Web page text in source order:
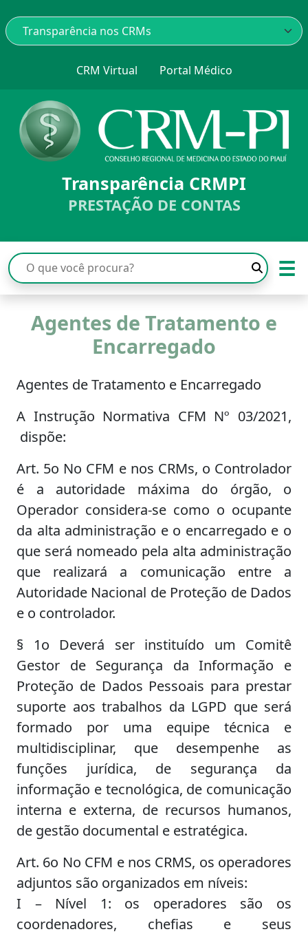
CRM Virtual Portal Médico
Transparência CRMPI
PRESTAÇÃO DE CONTAS
☰
Agentes de Tratamento e
Encarregado
Agentes de Tratamento e Encarregado
A Instrução Normativa CFM Nº 03/2021,
dispõe:
Art. 5o No CFM e nos CRMs, o Controlador
é a autoridade máxima do órgão, o
Operador considera-se como o ocupante
da alta administração e o encarregado e o
que será nomeado pela alta administração
que realizará a comunicação entre a
Autoridade Nacional de Proteção de Dados
e o controlador.
§ 1o Deverá ser instituído um Comitê
Gestor de Segurança da Informação e
Proteção de Dados Pessoais para prestar
suporte aos trabalhos da LGPD que será
formado por uma equipe técnica e
multidisciplinar, que desempenhe as
funções jurídica, de segurança da
informação e tecnológica, de comunicação
interna e externa, de recursos humanos,
de gestão documental e estratégica.
Art. 6o No CFM e nos CRMS, os operadores
adjuntos são organizados em níveis:
I – Nível 1: os operadores são os
coordenadores, chefias e seus